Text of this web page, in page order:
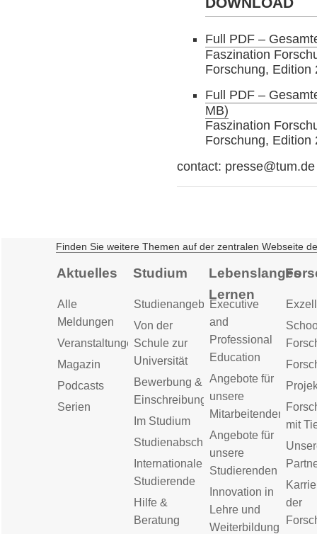
Full PDF –
Faszination
Forschung, Edition
Full PDF –
MB)
Faszination
Forschung, Edition
contact: presse@tum.de
Finden Sie weitere Themen auf der zentralen Webseite
Aktuelles
Alle
Meldungen
Veranstaltungen
Magazin
Podcasts
Serien
Studium
Studienangebot
Von der
Schule zur
Universität
Bewerbung &
Einschreibung
Im Studium
Studienabschluss
Internationale
Studierende
Hilfe &
Beratung
Lebenslanges
Lernen
Executive
and
Professional
Education
Angebote für
unsere
Mitarbeitenden
Angebote für
unsere
Studierenden
Innovation in
Lehre und
Weiterbildung
mit
der